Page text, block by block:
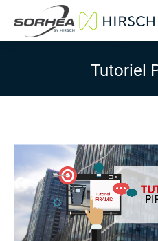
Tutoriel